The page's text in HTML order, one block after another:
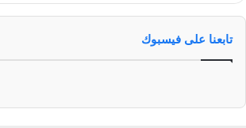
تابعنا على فيسبوك